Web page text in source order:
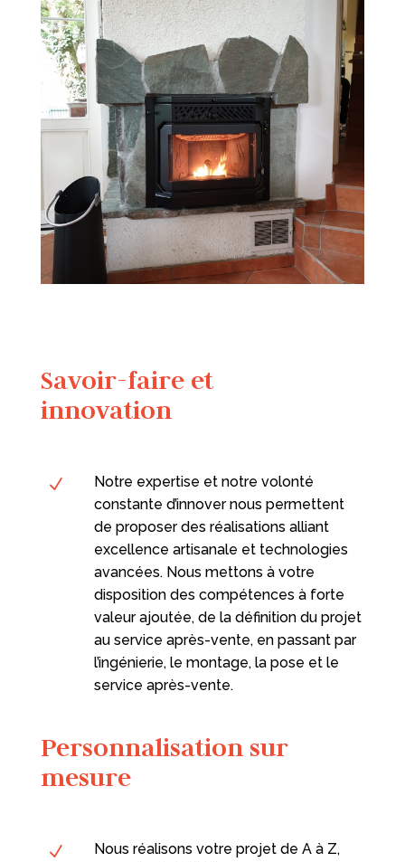
Savoir-faire et
innovation
N
Notre expertise et notre volonté
constante d’innover nous permettent
de proposer des réalisations alliant
excellence artisanale et technologies
avancées. Nous mettons à votre
disposition des compétences à forte
valeur ajoutée, de la définition du projet
au service après-vente, en passant par
l’ingénierie, le montage, la pose et le
service après-vente.
Personnalisation sur
mesure
N
Nous réalisons votre projet de A à Z,